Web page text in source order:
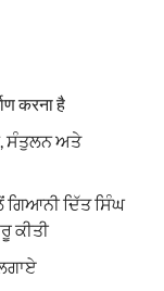
करना है
ਸੰਤੁਲਨ ਅਤੇ
ਗਿਆਨੀ ਦਿੱਤ ਸਿੰਘ
ਕੀਤੀ